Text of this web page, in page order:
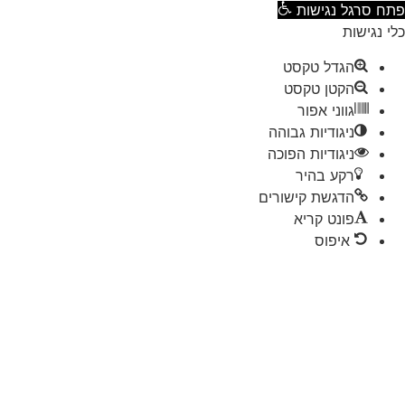
סרגל נגישות
נגישות
הגדל טקסט
הקטן טקסט
גווני אפור
ניגודיות גבוהה
ניגודיות הפוכה
רקע בהיר
הדגשת קישורים
פונט קריא
איפוס